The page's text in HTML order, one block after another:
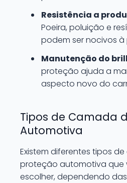
Resistência a
Poeira, poluição e
podem ser nocivos à
Manutenção do
proteção ajuda a
aspecto novo do
Tipos de Camada
Automotiva
Existem diferentes tipos
proteção automotiva que
escolher, dependendo